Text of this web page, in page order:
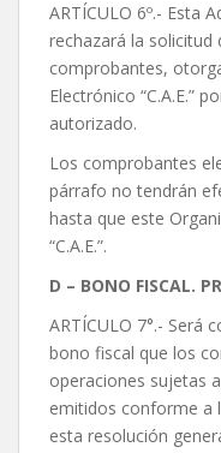
ARTÍCULO 6º.- Esta
rechazará la
comprobantes,
Electrónico “C.A.E.”
autorizado.
Los comprobantes
párrafo no tendrán
hasta que este
“C.A.E.”.
D – BONO FISCAL.
ARTÍCULO 7°.- Será
bono fiscal que los
operaciones sujetas
emitidos conforme a
esta resolución